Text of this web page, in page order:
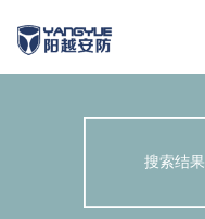
搜索结果